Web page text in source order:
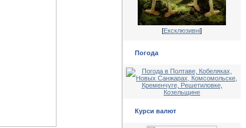
[Ексклюзивні]
Погода
Курси валют